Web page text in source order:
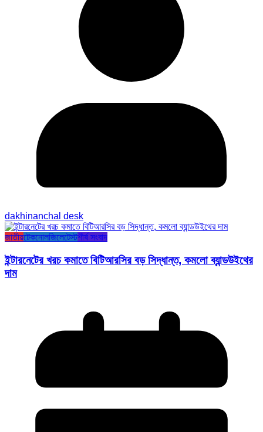
dakhinanchal desk
জাতীয়টেকনোলজিলেটেস্টশীর্ষ সংবাদ
ইন্টারনেটের খরচ কমাতে বিটিআরসির বড় সিদ্ধান্ত, কমলো ব্যান্ডউইথের
দাম